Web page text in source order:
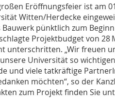
Eröffnungsfeier ist am
Witten/Herdecke
pünktlich zum
Projektbudget von
unterschritten. „Wir freuen
Universität so
und viele tatkräftige
möchten“, so der
zum Projekt finden Sie